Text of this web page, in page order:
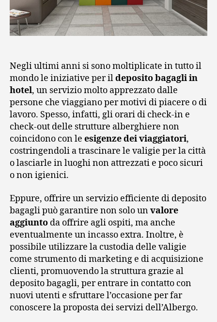
Negli ultimi anni si sono moltiplicate in tutto il
mondo le iniziative per ildeposito bagagli in
hotel, un servizio molto apprezzato dalle
persone che viaggiano per motivi di piacere o di
lavoro. Spesso, infatti, gli orari di check-in e
check-out delle strutture alberghiere non
coincidono con le esigenze dei viaggiatori,
costringendoli a trascinare le valigie per la città
o lasciarle in luoghi non attrezzati e poco sicuri
o non igienici.
Eppure, offrire un servizio efficiente di deposito
bagagli può garantire non solo unvalore
aggiunto da offrire agli ospiti, ma anche
eventualmente un incasso extra. Inoltre, è
possibile utilizzare la custodia delle valigie
come strumento di marketing e di acquisizione
clienti, promuovendo la struttura grazie al
deposito bagagli, per entrare in contatto con
nuovi utenti e sfruttare l’occasione per far
conoscere la proposta dei servizi dell’Albergo.